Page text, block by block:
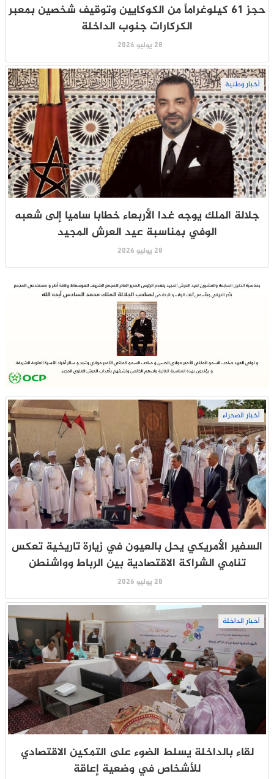
حجز 61 كيلوغراماً من الكوكايين وتوقيف شخصين بمعبر
الكركارات جنوب الداخلة
28 يوليو 2026
أخبار وطنية
جلالة الملك يوجه غدا الأربعاء خطابا ساميا إلى شعبه
الوفي بمناسبة عيد العرش المجيد
28 يوليو 2026
أخبار الصحراء
السفير الأمريكي يحل بالعيون في زيارة تاريخية تعكس
تنامي الشراكة الاقتصادية بين الرباط وواشنطن
28 يوليو 2026
أخبار الداخلة
لقاء بالداخلة يسلط الضوء على التمكين الاقتصادي
للأشخاص في وضعية إعاقة